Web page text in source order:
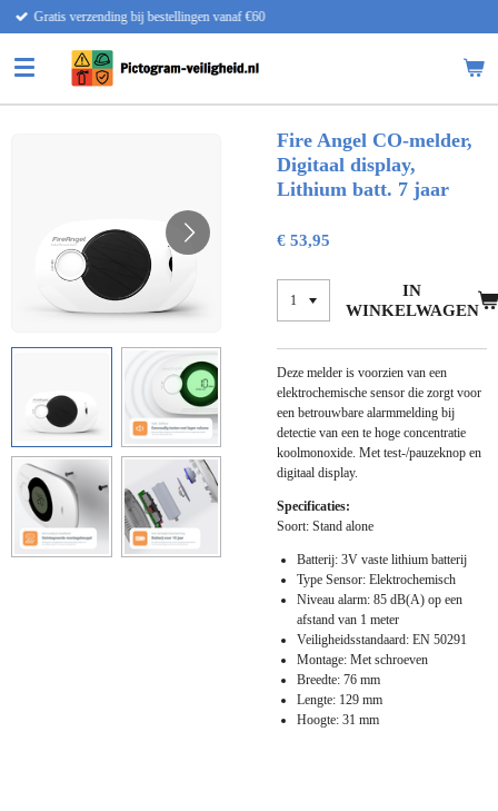
Ga
naar
de
hoofdinhoud
€60
Fire Angel CO-melder,
Digitaal display,
Lithium batt. 7 jaar
€ 53,95
IN
WINKELWAGEN
Deze melder is voorzien van een
elektrochemische sensor die zorgt voor
een betrouwbare alarmmelding bij
detectie van een te hoge concentratie
koolmonoxide. Met test-/pauzeknop en
digitaal display.
Specificaties:
Soort: Stand alone
Batterij: 3V vaste lithium batterij
Type Sensor: Elektrochemisch
Niveau alarm: 85 dB(A) op een
afstand van 1 meter
Veiligheidsstandaard: EN 50291
Montage: Met schroeven
Breedte: 76 mm
Lengte: 129 mm
Hoogte: 31 mm